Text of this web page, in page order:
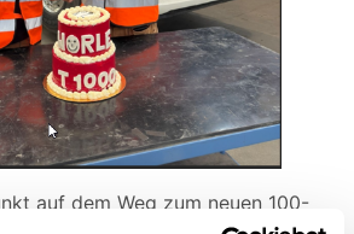
auf dem Weg zum neuen 100-